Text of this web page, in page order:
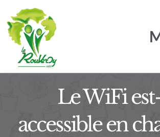
Passer
au
contenu
L’Arbre de Jade
Le WiFi
accessible en